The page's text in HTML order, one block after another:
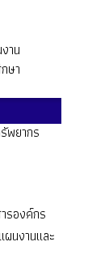
าน
ษา
พยากร
รองค์กร
นงานและ